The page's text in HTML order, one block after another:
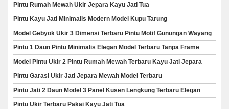
Pintu Rumah Mewah Ukir Jepara Kayu Jati Tua
Pintu Kayu Jati Minimalis Modern Model Kupu Tarung
Model Gebyok Ukir 3 Dimensi Terbaru Pintu Motif Gunungan Wayang
Pintu 1 Daun Pintu Minimalis Elegan Model Terbaru Tanpa Frame
Model Pintu Ukir 2 Pintu Rumah Mewah Terbaru Kayu Jati Jepara
Pintu Garasi Ukir Jati Jepara Mewah Model Terbaru
Pintu Jati 2 Daun Model 3 Panel Kusen Lengkung Terbaru Elegan
Pintu Ukir Terbaru Pakai Kayu Jati Tua